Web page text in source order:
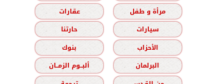
مرأة و طفل
عقارات
سيارات
حارتنا
الأحزاب
بنوك
البرلمان
ألبــوم الزمــان